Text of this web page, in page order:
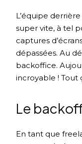
L’équipe
super vite, à tel
captures
dépassées. Au
backoffice.
incroyable ! Tout
Le
En tant que